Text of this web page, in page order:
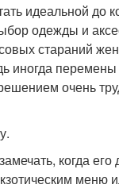
идеальной до
одежды и
стараний
иногда
очень
когда
меню